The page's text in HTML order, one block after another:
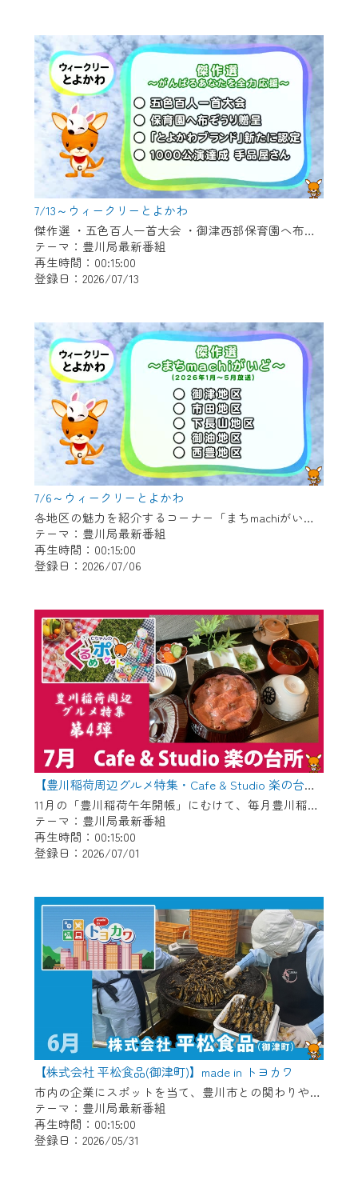
7/13～ウィークリーとよかわ
傑作選 ・五色百人一首大会 ・御津西部保育園へ布ぞうり贈呈 ・「とよかわブランド」新たに認定 ・1000公演達成 新豊町の手品屋さん
テーマ：豊川局最新番組
再生時間：00:15:00
登録日：2026/07/13
7/6～ウィークリーとよかわ
各地区の魅力を紹介するコーナー「まちmachiがいど」傑作選 〇御津地区 〇市田地区 〇下長山地区 〇御油地区 〇豊地区
テーマ：豊川局最新番組
再生時間：00:15:00
登録日：2026/07/06
【豊川稲荷周辺グルメ特集・Cafe & Studio 楽の台所】Cちゃんのぐるめポケット
11月の「豊川稲荷午年開帳」にむけて、毎月豊川稲荷周辺のグルメを紹介します！ 今回は昨年6月にオープンした管理栄養士がプロデュースするお店「Cafe & Studio 楽の台所」です。
テーマ：豊川局最新番組
再生時間：00:15:00
登録日：2026/07/01
【株式会社 平松食品(御津町)】made in トヨカワ
市内の企業にスポットを当て、豊川市との関わりや自慢の商品などを放送。 【紹介企業】株式会社 平松食品(御津町)
テーマ：豊川局最新番組
再生時間：00:15:00
登録日：2026/05/31